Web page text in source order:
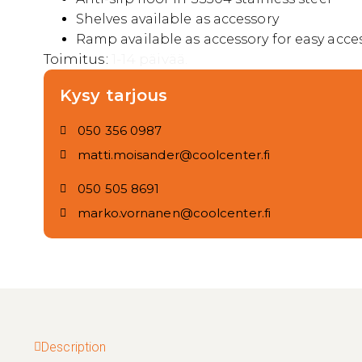
Shelves available as accessory
Ramp available as accessory for easy
Toimitus:
Kysy tarjous
050 356 0987
matti.moisander@coolcenter.fi
050 505 8691
marko.vornanen@coolcenter.fi
Description